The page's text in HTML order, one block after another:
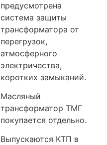
предусмотрена
система защиты
трансформатора от
перегрузок,
атмосферного
электричества,
коротких замыканий.
Масляный
трансформатор ТМГ
покупается отдельно.
Выпускаются КТП в